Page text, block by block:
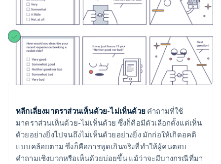
หลีกเลี่ยงมาตราส่วนเห็นด้วย-ไม่เห็นด้วย คำถามที่ใช้
มาตราส่วนเห็นด้วย-ไม่เห็นด้วย ซึ่งก็คือมีตัวเลือกตั้งแต่เห็น
ด้วยอย่างยิ่งไปจนถึงไม่เห็นด้วยอย่างยิ่ง มักก่อให้เกิดอคติ
แบบคล้อยตาม ซึ่งก็คือการพูดเกินจริงที่ทำให้ผู้คนตอบ
คำถามเชิงบวกหรือเห็นด้วยบ่อยขึ้น แม้ว่าจะมีบางกรณีที่มา